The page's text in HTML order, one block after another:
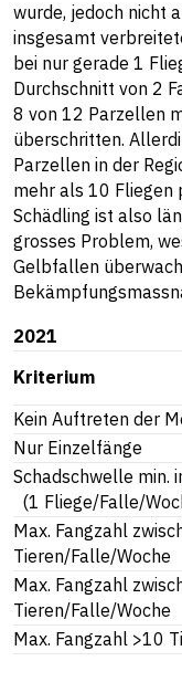
wurde, jedoch nicht
insgesamt
bei nur gerade 1
Durchschnitt von 2
8 von 12 Parzellen
überschritten.
Parzellen in der
mehr als 10 Fliegen
Schädling ist also
grosses Problem,
Gelbfallen
2021
Kriterium
Kein Auftreten der
Nur Einzelfänge
Schadschwelle min.
(1 Fliege/Falle/
Max. Fangzahl
Tieren/Falle/Woche
Max. Fangzahl
Tieren/Falle/Woche
Max. Fangzahl >10